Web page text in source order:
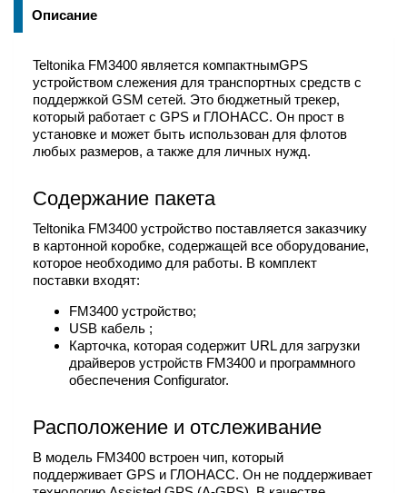
Описание
Teltonika FM3400 является компактнымGPS
устройством слежения для транспортных средств с
поддержкой GSM сетей. Это бюджетный трекер,
который работает с GPS и ГЛОНАСС. Он прост в
установке и может быть использован для флотов
любых размеров, а также для личных нужд.
Содержание пакета
Teltonika FM3400 устройство поставляется заказчику
в картонной коробке, содержащей все оборудование,
которое необходимо для работы. В комплект
поставки входят:
FM3400 устройство;
USB кабель ;
Карточка, которая содержит URL для загрузки
драйверов устройств FM3400 и программного
обеспечения Configurator.
Расположение и отслеживание
В модель FM3400 встроен чип, который
поддерживает GPS и ГЛОНАСС. Он не поддерживает